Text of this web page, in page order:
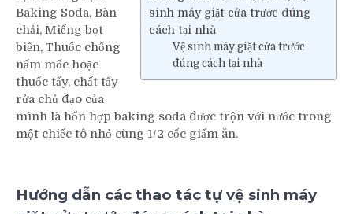
sinh máy giặt cửa trước đúng
cách tại nhà
Vệ sinh máy giặt cửa trước
đúng cách tại nhà
Baking Soda, Bàn
chải, Miếng bọt
biển, Thuốc chống
nấm mốc hoặc
thuốc tẩy, chất tẩy
rửa chủ đạo của
mình là hổn hợp baking soda được trộn với nước trong
một chiếc tô nhỏ cùng 1/2 cốc giấm ăn.
Hướng dẫn các thao tác tự vệ sinh máy